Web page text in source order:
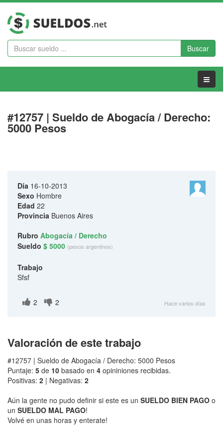
Buscar
Menu
#12757 | Sueldo de Abogacía / Derecho:
5000 Pesos
Día 16-10-2013
Sexo Hombre
Edad 22
Provincia Buenos Aires
Rubro Abogacía / Derecho
Sueldo $ 5000 (pesos argentinos)
Trabajo
Sfsf
2 2 Hace varios días
Valoración de este trabajo
#12757 | Sueldo de Abogacía / Derecho: 5000 Pesos
Puntaje: 5 de 10 basado en 4 opininiones recibidas.
Positivas: 2 | Negativas: 2
Aún la gente no pudo definir si este es un SUELDO BIEN PAGO o
un SUELDO MAL PAGO!
Volvé en unas horas y enterate!